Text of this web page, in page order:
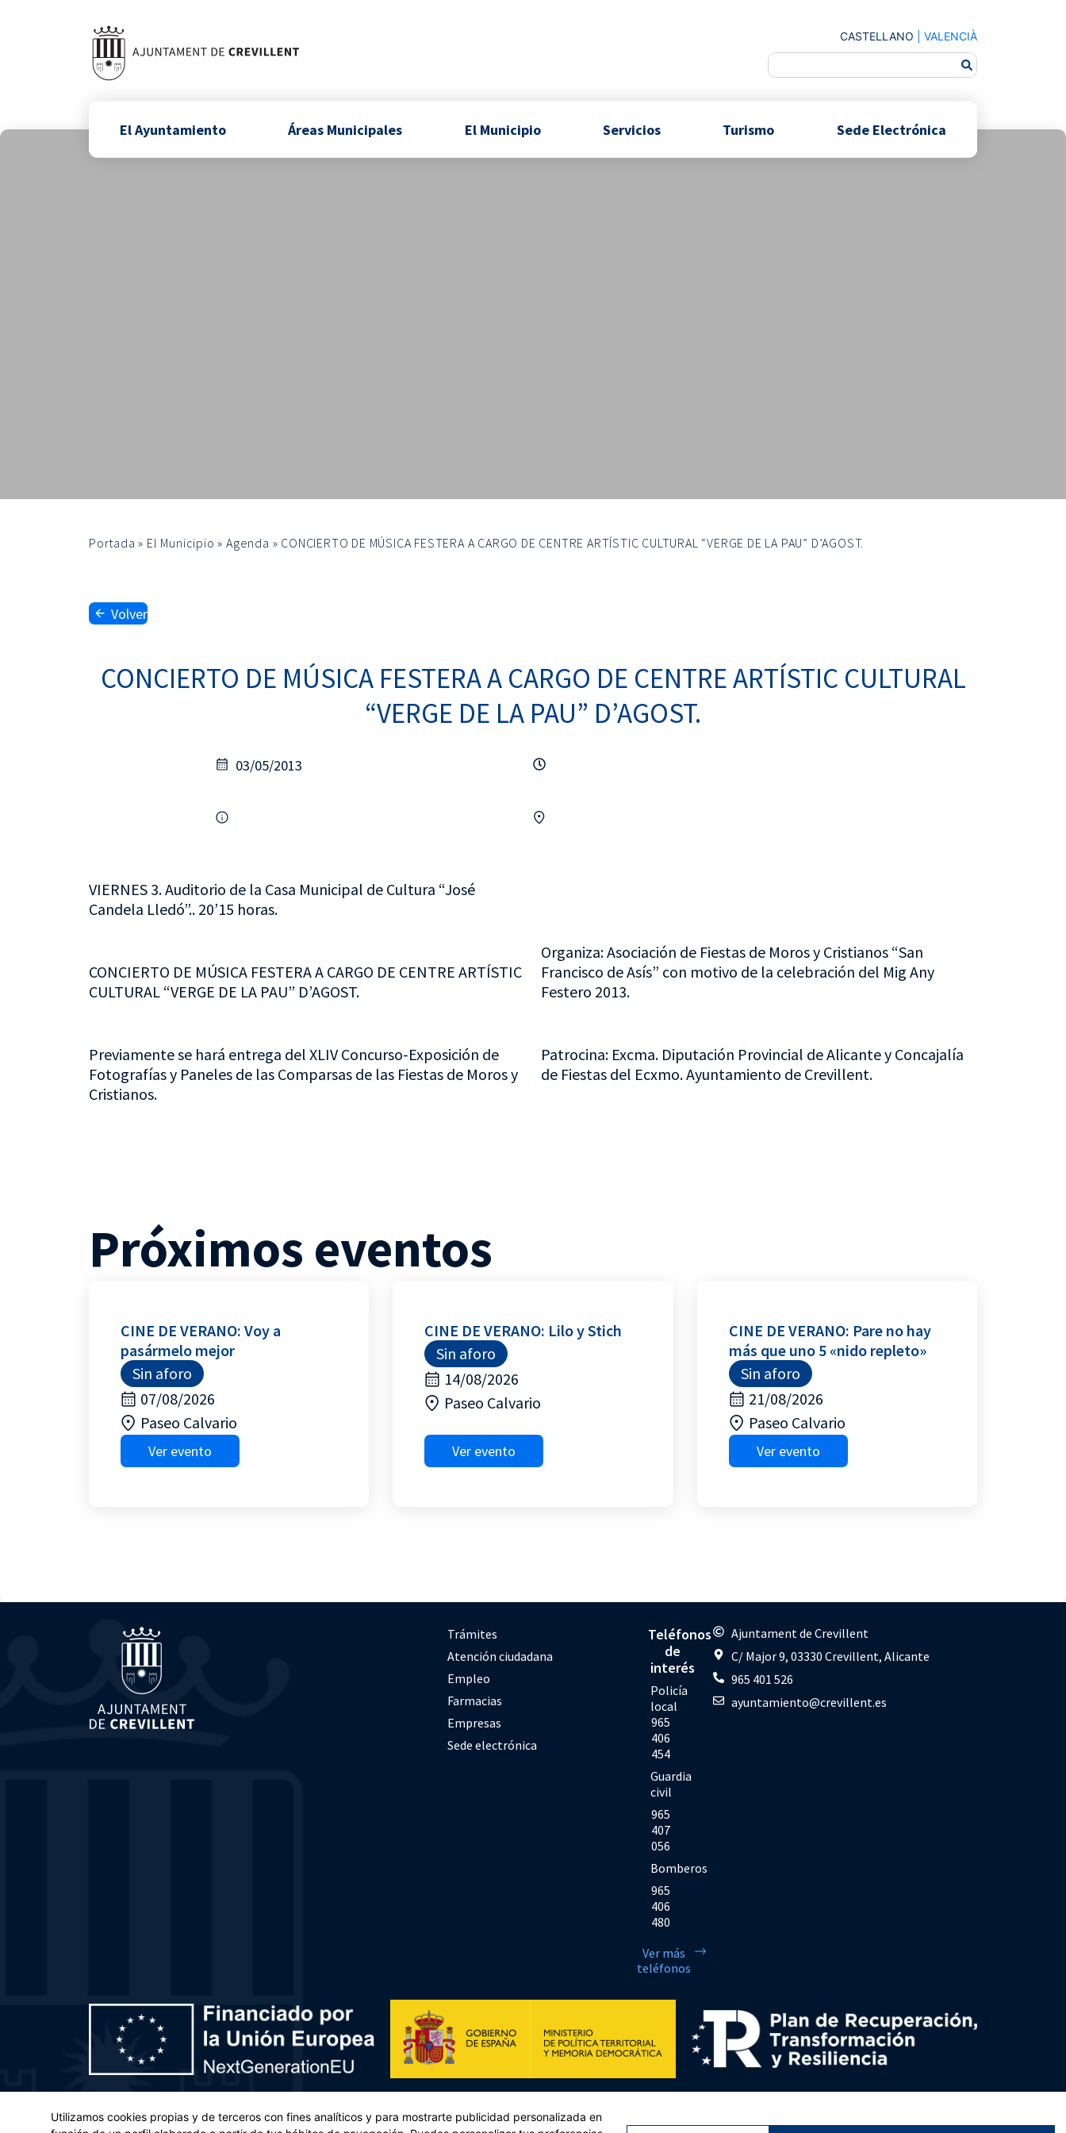
CASTELLANO VALENCIÀ
El Ayuntamiento Áreas Municipales El Municipio Servicios Turismo Sede Electrónica
Portada » El Municipio »Agenda » CONCIERTO DE MÚSICA FESTERA A CARGO DE CENTRE ARTÍSTIC CULTURAL “VERGE DE LA PAU” D’AGOST.
Volver
CONCIERTO DE MÚSICA FESTERA A CARGO DE CENTRE ARTÍSTIC CULTURAL
“VERGE DE LA PAU” D’AGOST.
03/05/2013
VIERNES 3. Auditorio de la Casa Municipal de Cultura “José
Candela Lledó”.. 20’15 horas.
CONCIERTO DE MÚSICA FESTERA A CARGO DE CENTRE ARTÍSTIC
CULTURAL “VERGE DE LA PAU” D’AGOST.
Previamente se hará entrega del XLIV Concurso-Exposición de
Fotografías y Paneles de las Comparsas de las Fiestas de Moros y
Cristianos.
Organiza: Asociación de Fiestas de Moros y Cristianos “San
Francisco de Asís” con motivo de la celebración del Mig Any
Festero 2013.
Patrocina: Excma. Diputación Provincial de Alicante y Concajalía
de Fiestas del Ecxmo. Ayuntamiento de Crevillent.
Próximos eventos
CINE DE VERANO: Voy a
pasármelo mejor
Sin aforo
07/08/2026
Paseo Calvario
Ver evento
CINE DE VERANO: Lilo y Stich
Sin aforo
14/08/2026
Paseo Calvario
Ver evento
CINE DE VERANO: Pare no hay
más que uno 5 «nido repleto»
Sin aforo
21/08/2026
Paseo Calvario
Ver evento
Trámites
Atención ciudadana
Empleo
Farmacias
Empresas
Sede electrónica
Teléfonos
de
interés
Policía
local
965
406
454
Guardia
civil
965
407
056
Bomberos
965
406
480
Ver más
teléfonos
Ajuntament de Crevillent
C/ Major 9, 03330 Crevillent, Alicante
965 401 526
ayuntamiento@crevillent.es
(UE) 2021/241 del Parlamento Europeo y del Consejo, de 12 de febrero de 2021. Componente 11, Inversión 2 del PRTR gestionado por el Ministerio de Política territorial.
Utilizamos cookies propias y de terceros con fines analíticos y para mostrarte publicidad personalizada en